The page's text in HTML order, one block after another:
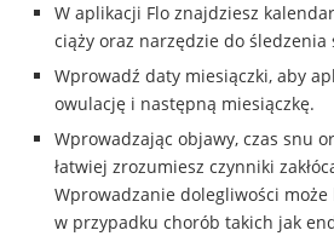
W aplikacji Flo znajdziesz
ciąży oraz narzędzie do śledzenia
Wprowadź daty miesiączki, aby
owulację i następną miesiączkę.
Wprowadzając objawy, czas snu
łatwiej zrozumiesz czynniki
Wprowadzanie dolegliwości
w przypadku chorób takich jak